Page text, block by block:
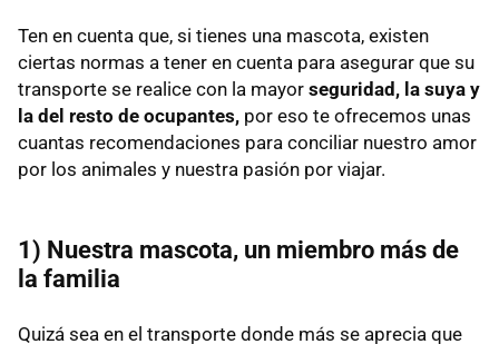
Ten en cuenta que, si tienes una mascota, existen
ciertas normas a tener en cuenta para asegurar que su
transporte se realice con la mayor seguridad, la suya y
la del resto de ocupantes, por eso te ofrecemos unas
cuantas recomendaciones para conciliar nuestro amor
por los animales y nuestra pasión por viajar.
1) Nuestra mascota, un miembro más de
la familia
Quizá sea en el transporte donde más se aprecia que